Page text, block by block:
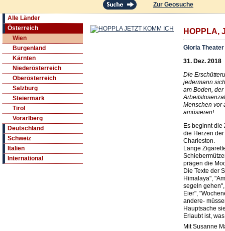
Zur Geosuche
Alle Länder
Österreich
Wien
Burgenland
Kärnten
Niederösterreich
Oberösterreich
Salzburg
Steiermark
Tirol
Vorarlberg
Deutschland
Schweiz
Italien
International
HOPPLA,
Gloria Theater
31. Dez. 2018
Die
jedermann
am Boden,
Menschen vor
amüsieren!
Es beginnt die
die Herzen
Charleston.
Lange
prägen die
Die Texte der
Himalaya",
segeln
Eier",
andere-
Hauptsache
Erlaubt ist,
Mit Susanne